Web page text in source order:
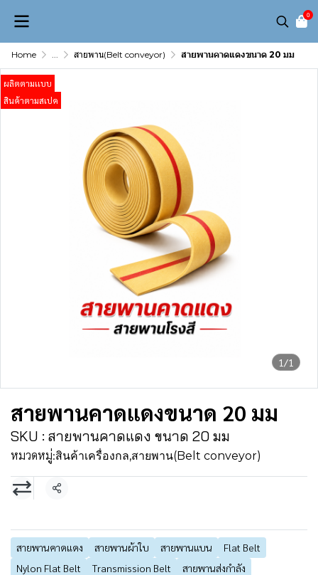
0
Home ... สายพาน(Belt conveyor) สายพานคาดแดงขนาด 20 มม
1/1
ผลิตตามเเบบ
สินค้าตามสเปค
สายพานคาดแดงขนาด 20 มม
SKU : สายพานคาดแดง ขนาด 20 มม
หมวดหมู่:สินค้าเครื่องกล,สายพาน(Belt conveyor)
แชร์
สายพานคาดแดง สายพานผ้าใบ สายพานแบน
Flat Belt
Nylon Flat Belt
Transmission Belt
สายพานส่งกำลัง